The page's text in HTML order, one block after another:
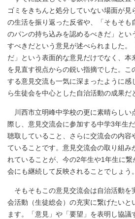
ゴミをきちんと処分していない場面が見
の生活を振り返った反省や、「そもそも
のパンの持ち込みを認めるべきだ」とい
すべきだという意見が述べられました。
だ」という表面的な意見だけでなく、本
を見直す視点からの鋭い指摘でした。こ
する意見交流も一気に深まったように感
ら生徒会を中心とした自治活動の成果だ
川西市立明峰中学校の更に素晴らしい
際し、意見交流会に参加する中学3年生
聴取していること、さらに交流会の内容
ていることです。意見交流会の取り組み
れていることが、今の2年生や1年生に
会にも継続して反映されることでしょう。
そもそもこの意見交流会は自治活動を
会活動（生徒総会）の充実に繋げたいと
ます。「意見」や「要望」を表明し協議